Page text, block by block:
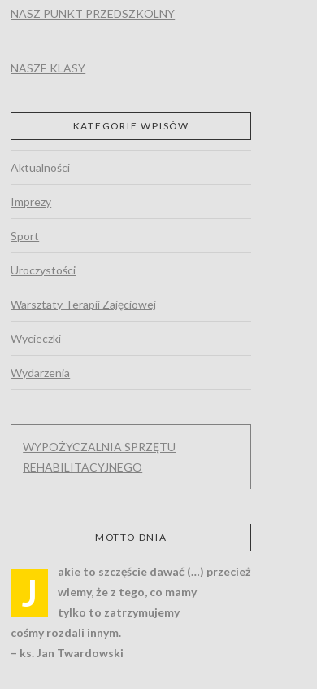
NASZ PUNKT PRZEDSZKOLNY
NASZE KLASY
KATEGORIE WPISÓW
Aktualności
Imprezy
Sport
Uroczystości
Warsztaty Terapii Zajęciowej
Wycieczki
Wydarzenia
WYPOŻYCZALNIA SPRZĘTU
REHABILITACYJNEGO
MOTTO DNIA
J
akie to szczęście dawać (…) przecież
wiemy, że z tego, co mamy
tylko to zatrzymujemy
cośmy rozdali innym.
– ks. Jan Twardowski